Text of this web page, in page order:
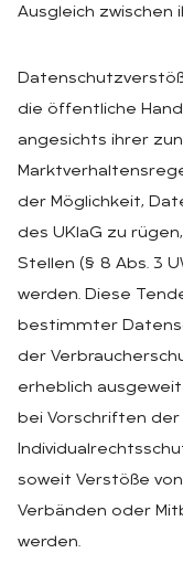
Ausgleich zwischen
die öffentliche
angesichts ihrer
der Möglichkeit,
des UKlaG zu
Stellen (§ 8 Abs. 3
werden. Diese
bestimmter
der
erheblich
bei Vorschriften
soweit Verstöße
Verbänden oder
werden.